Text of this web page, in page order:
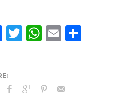
Facebook
Twitter
WhatsApp
Email